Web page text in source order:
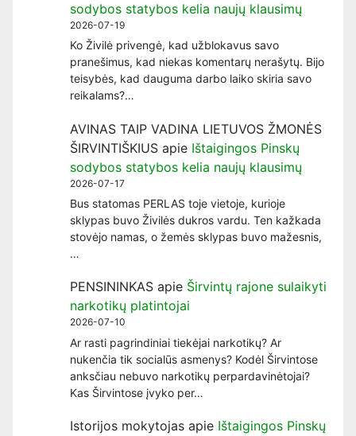
sodybos statybos kelia naujų klausimų
2026-07-19
Ko Živilė privengė, kad užblokavus savo
pranešimus, kad niekas komentarų nerašytų. Bijo
teisybės, kad dauguma darbo laiko skiria savo
reikalams?…
AVINAS TAIP VADINA LIETUVOS ŽMONĖS
ŠIRVINTIŠKIUS apie Ištaigingos Pinskų
sodybos statybos kelia naujų klausimų
2026-07-17
Bus statomas PERLAS toje vietoje, kurioje
sklypas buvo Živilės dukros vardu. Ten kažkada
stovėjo namas, o žemės sklypas buvo mažesnis,
…
PENSININKAS apie Širvintų rajone sulaikyti
narkotikų platintojai
2026-07-10
Ar rasti pagrindiniai tiekėjai narkotikų? Ar
nukenčia tik socialūs asmenys? Kodėl Širvintose
anksčiau nebuvo narkotikų perpardavinėtojai?
Kas Širvintose įvyko per…
Istorijos mokytojas apie Ištaigingos Pinskų